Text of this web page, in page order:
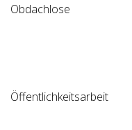
Obdachlose
Öffentlichkeitsarbeit